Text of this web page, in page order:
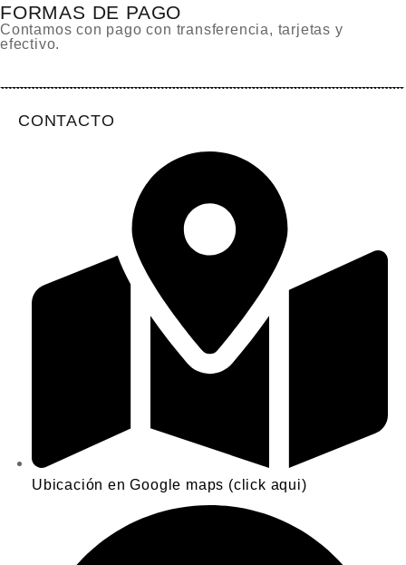
FORMAS DE PAGO
Contamos con pago con transferencia, tarjetas y
efectivo.
CONTACTO
Ubicación en Google maps (click aqui)